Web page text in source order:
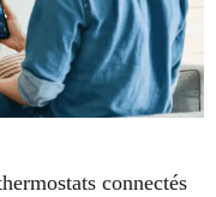
connectés